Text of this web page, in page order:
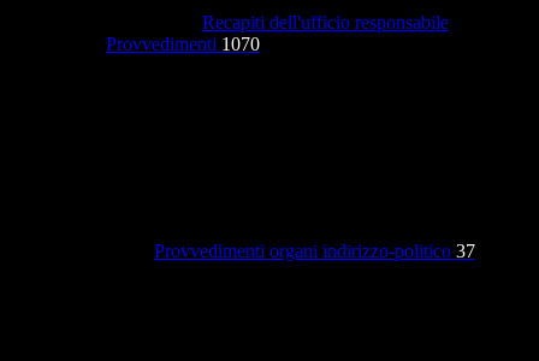
Recapiti dell'ufficio responsabile
Provvedimenti 1070
Provvedimenti organi indirizzo-politico 37